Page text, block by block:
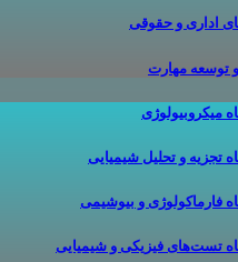
اداری و حقوقی
توسعه مهارت
میکروبیولوژی
تجزیه و تحلیل شیمیایی
فارماکولوژی و بیوشیمی
تست‌های فیزیکی و شیمیایی